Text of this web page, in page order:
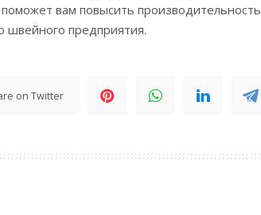
вам повысить производительность
швейного предприятия.
on Twitter